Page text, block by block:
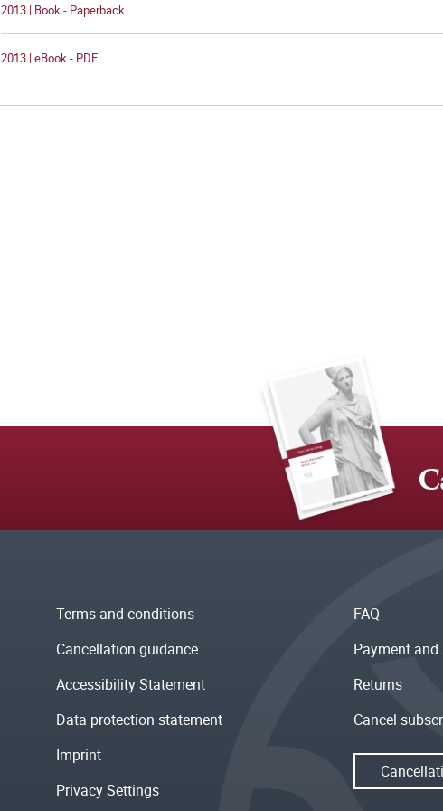
2013 | Book - Paperback
2013 | eBook - PDF
Terms and conditions
Cancellation guidance
Accessibility Statement
Data protection statement
Imprint
Privacy Settings
FAQ
Payment
Returns
Cancel